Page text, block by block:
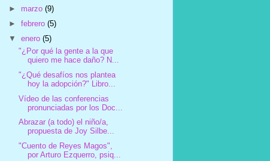
► marzo(9)
►febrero(5)
▼enero(5)
"¿Por qué la gente a la que
quiero me hace daño? N...
"¿Qué desafíos nos plantea
hoy la adopción?" Libro...
Vídeo de las conferencias
pronunciadas por los Doc...
Abrazar (a todo) el niño/a,
propuesta de Joy Silbe...
"Cuento de Reyes Magos",
por Arturo Ezquerro, psiq...